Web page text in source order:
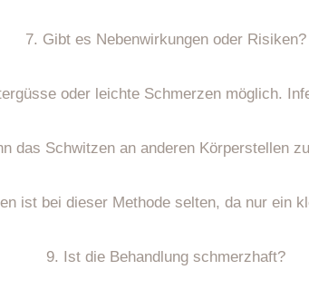
7. Gibt es Nebenwirkungen oder Risiken?
oder leichte Schmerzen möglich.
das Schwitzen an anderen Körperstellen
ist bei dieser Methode selten, da nur ein
9. Ist die Behandlung schmerzhaft?